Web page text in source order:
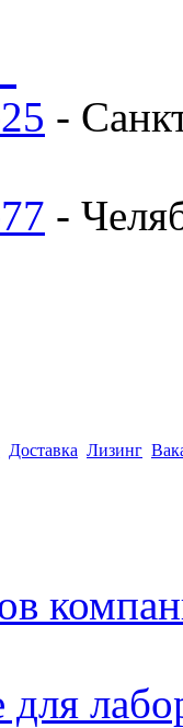
-
-
Доставка Лизинг